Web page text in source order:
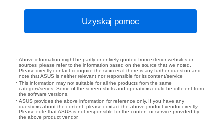
Uzyskaj pomoc
Above information might be partly or entirely quoted from exterior websites or
sources. please refer to the information based on the source that we noted.
Please directly contact or inquire the sources if there is any further question and
note that ASUS is neither relevant nor responsible for its content/service
This information may not suitable for all the products from the same
category/series. Some of the screen shots and operations could be different from
the software versions.
ASUS provides the above information for reference only. If you have any
questions about the content, please contact the above product vendor directly.
Please note that ASUS is not responsible for the content or service provided by
the above product vendor.